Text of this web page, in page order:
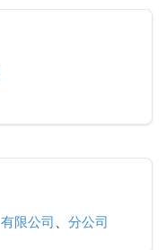
有限公司 、 分公司